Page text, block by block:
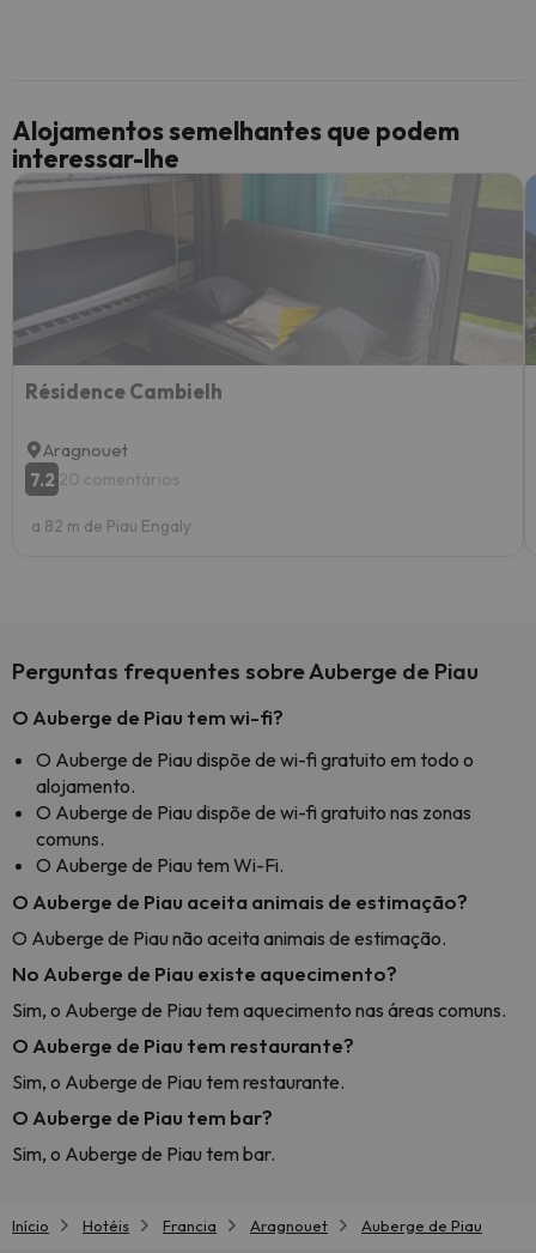
Alojamentos semelhantes que podem
interessar-lhe
Résidence Cambielh
Aragnouet
7.2 20 comentários
a 82 m de Piau Engaly
Perguntas frequentes sobre Auberge de Piau
O Auberge de Piau tem wi-fi?
O Auberge de Piau dispõe de wi-fi gratuito em todo o
alojamento.
O Auberge de Piau dispõe de wi-fi gratuito nas zonas
comuns.
O Auberge de Piau tem Wi-Fi.
O Auberge de Piau aceita animais de estimação?
O Auberge de Piau não aceita animais de estimação.
No Auberge de Piau existe aquecimento?
Sim, o Auberge de Piau tem aquecimento nas áreas comuns.
O Auberge de Piau tem restaurante?
Sim, o Auberge de Piau tem restaurante.
O Auberge de Piau tem bar?
Sim, o Auberge de Piau tem bar.
Início Hotéis Francia Aragnouet Auberge de Piau